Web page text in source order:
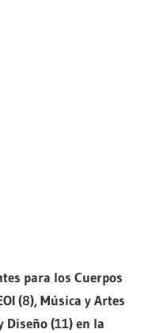
para los Cuerpos
(8), Música y Artes
Diseño (11) en la